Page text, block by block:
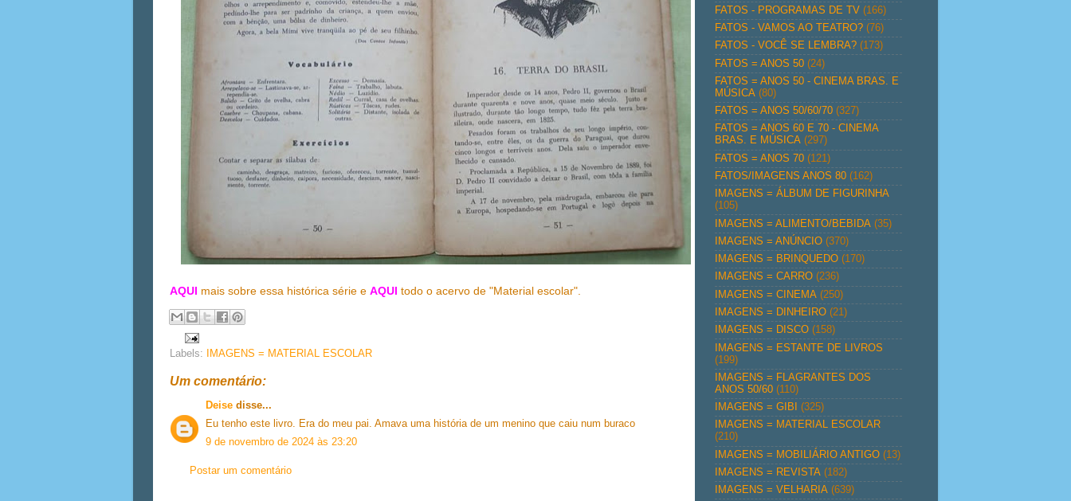
AQUI mais sobre essa histórica série e AQUI todo o acervo de "Material escolar".
Labels: IMAGENS = MATERIAL ESCOLAR
Um comentário:
Deise disse...
Eu tenho este livro. Era do meu pai. Amava uma história de um menino que caiu num buraco
9 de novembro de 2024 às 23:20
Postar um comentário
FATOS - PROGRAMAS DE TV (166)
FATOS - VAMOS AO TEATRO? (76)
FATOS - VOCÊ SE LEMBRA? (173)
FATOS = ANOS 50 (24)
FATOS = ANOS 50 - CINEMA BRAS. E
MÚSICA (80)
FATOS = ANOS 50/60/70 (327)
FATOS = ANOS 60 E 70 - CINEMA
BRAS. E MÚSICA (297)
FATOS = ANOS 70 (121)
FATOS/IMAGENS ANOS 80 (162)
IMAGENS = ÁLBUM DE FIGURINHA
(105)
IMAGENS = ALIMENTO/BEBIDA (35)
IMAGENS = ANÚNCIO (370)
IMAGENS = BRINQUEDO (170)
IMAGENS = CARRO (236)
IMAGENS = CINEMA (250)
IMAGENS = DINHEIRO (21)
IMAGENS = DISCO (158)
IMAGENS = ESTANTE DE LIVROS
(199)
IMAGENS = FLAGRANTES DOS
ANOS 50/60 (110)
IMAGENS = GIBI
(325)
IMAGENS = MATERIAL ESCOLAR
(210)
IMAGENS = MOBILIÁRIO ANTIGO (13)
IMAGENS = REVISTA (182)
IMAGENS = VELHARIA (639)